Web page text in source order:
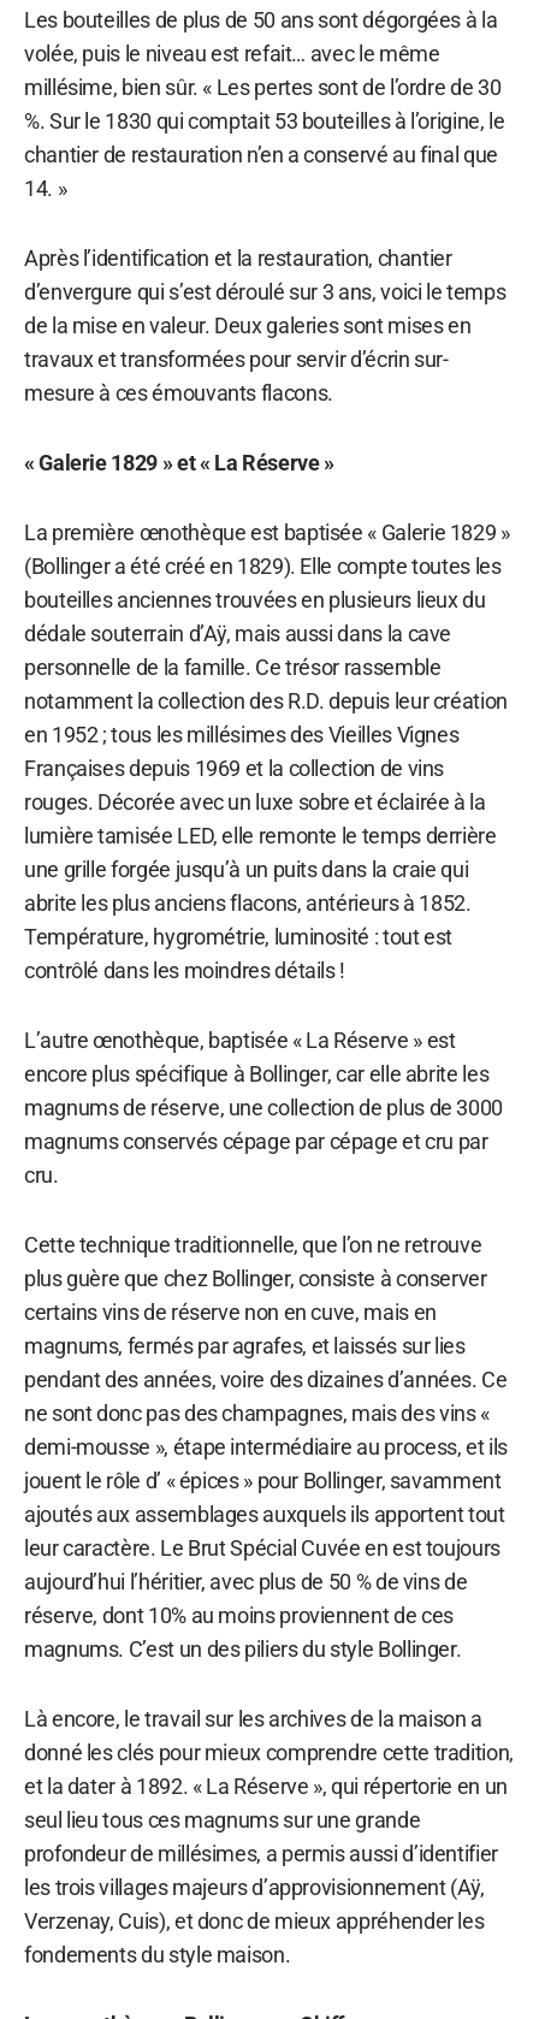
Les bouteilles de plus de 50 ans sont dégorgées à la
volée, puis le niveau est refait… avec le même
millésime, bien sûr. « Les pertes sont de l’ordre de 30
%. Sur le 1830 qui comptait 53 bouteilles à l’origine, le
chantier de restauration n’en a conservé au final que
14. »
Après l’identification et la restauration, chantier
d’envergure qui s’est déroulé sur 3 ans, voici le temps
de la mise en valeur. Deux galeries sont mises en
travaux et transformées pour servir d’écrin sur-
mesure à ces émouvants flacons.
« Galerie 1829 » et « La Réserve »
La première œnothèque est baptisée « Galerie 1829 »
(Bollinger a été créé en 1829). Elle compte toutes les
bouteilles anciennes trouvées en plusieurs lieux du
dédale souterrain d’Aÿ, mais aussi dans la cave
personnelle de la famille. Ce trésor rassemble
notamment la collection des R.D. depuis leur création
en 1952 ; tous les millésimes des Vieilles Vignes
Françaises depuis 1969 et la collection de vins
rouges. Décorée avec un luxe sobre et éclairée à la
lumière tamisée LED, elle remonte le temps derrière
une grille forgée jusqu’à un puits dans la craie qui
abrite les plus anciens flacons, antérieurs à 1852.
Température, hygrométrie, luminosité : tout est
contrôlé dans les moindres détails !
L’autre œnothèque, baptisée « La Réserve » est
encore plus spécifique à Bollinger, car elle abrite les
magnums de réserve, une collection de plus de 3000
magnums conservés cépage par cépage et cru par
cru.
Cette technique traditionnelle, que l’on ne retrouve
plus guère que chez Bollinger, consiste à conserver
certains vins de réserve non en cuve, mais en
magnums, fermés par agrafes, et laissés sur lies
pendant des années, voire des dizaines d’années. Ce
ne sont donc pas des champagnes, mais des vins «
demi-mousse », étape intermédiaire au process, et ils
jouent le rôle d’ « épices » pour Bollinger, savamment
ajoutés aux assemblages auxquels ils apportent tout
leur caractère. Le Brut Spécial Cuvée en est toujours
aujourd’hui l’héritier, avec plus de 50 % de vins de
réserve, dont 10% au moins proviennent de ces
magnums. C’est un des piliers du style Bollinger.
Là encore, le travail sur les archives de la maison a
donné les clés pour mieux comprendre cette tradition,
et la dater à 1892. « La Réserve », qui répertorie en un
seul lieu tous ces magnums sur une grande
profondeur de millésimes, a permis aussi d’identifier
les trois villages majeurs d’approvisionnement (Aÿ,
Verzenay, Cuis), et donc de mieux appréhender les
fondements du style maison.